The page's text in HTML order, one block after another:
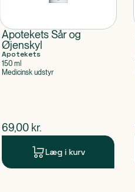
Apotekets Sår og
Øjenskyl
Apotekets
150 ml
Medicinsk udstyr
$nuværende pris
69,00 kr.
Læg i kurv